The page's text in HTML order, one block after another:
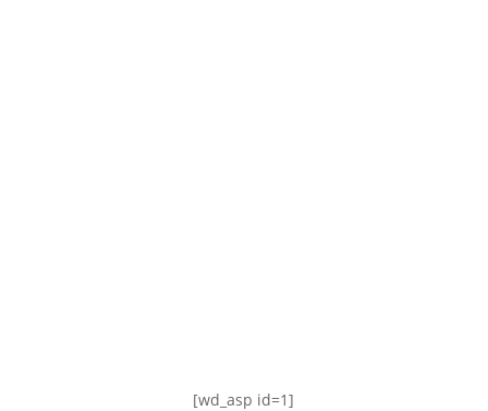
[wd_asp id=1]